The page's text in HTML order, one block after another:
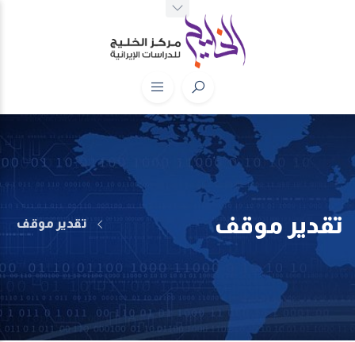
تقدير موقف تقدير موقف